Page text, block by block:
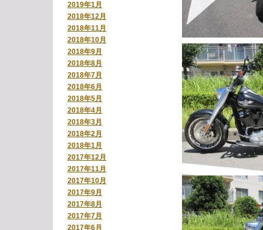
2019年1月
2018年12月
2018年11月
2018年10月
2018年9月
2018年8月
2018年7月
2018年6月
2018年5月
2018年4月
2018年3月
2018年2月
2018年1月
2017年12月
2017年11月
2017年10月
2017年9月
2017年8月
2017年7月
2017年6月